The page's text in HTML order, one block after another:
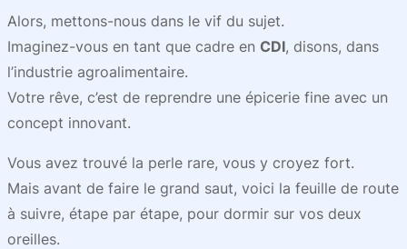
Alors, mettons-nous dans le vif du sujet.
Imaginez-vous en tant que cadre en CDI, disons, dans
l’industrie agroalimentaire.
Votre rêve, c’est de reprendre une épicerie fine avec un
concept innovant.
Vous avez trouvé la perle rare, vous y croyez fort.
Mais avant de faire le grand saut, voici la feuille de route
à suivre, étape par étape, pour dormir sur vos deux
oreilles.